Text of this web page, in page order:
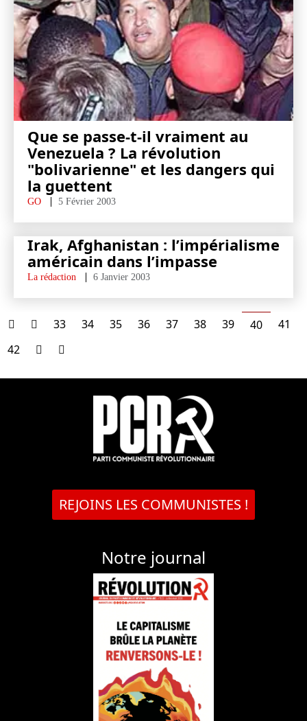
Que se passe-t-il vraiment au
Venezuela ? La révolution
"bolivarienne" et les dangers qui
la guettent
GO 5 Février 2003
Irak, Afghanistan : l’impérialisme
américain dans l’impasse
La rédaction 6 Janvier 2003
33 34 35 36 37 38 39 40
41
42
REJOINS LES COMMUNISTES !
Notre journal